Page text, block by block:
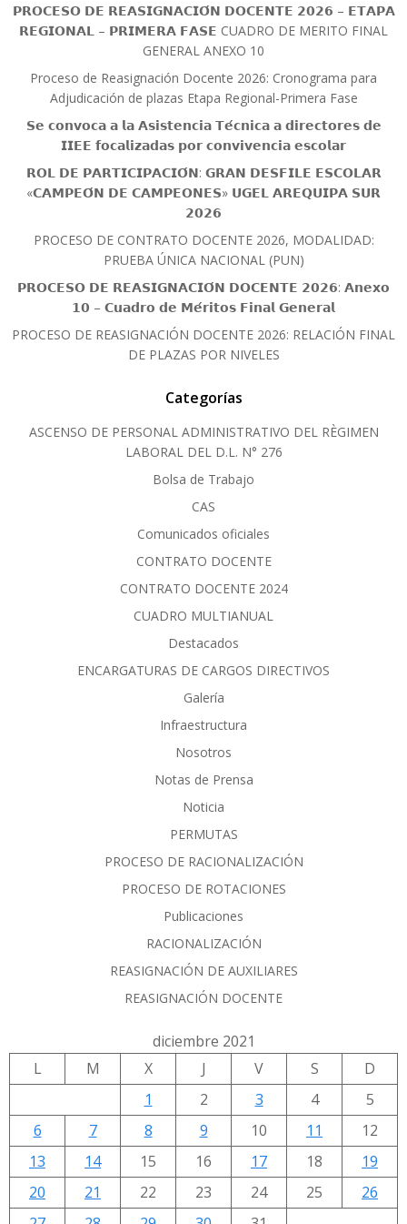
𝗣𝗥𝗢𝗖𝗘𝗦𝗢 𝗗𝗘 𝗥𝗘𝗔𝗦𝗜𝗚𝗡𝗔𝗖𝗜𝗢́𝗡 𝗗𝗢𝗖𝗘𝗡𝗧𝗘 𝟮𝟬𝟮𝟲 – 𝗘𝗧𝗔𝗣𝗔
𝗥𝗘𝗚𝗜𝗢𝗡𝗔𝗟 – 𝗣𝗥𝗜𝗠𝗘𝗥𝗔 𝗙𝗔𝗦𝗘 CUADRO DE MERITO FINAL
GENERAL ANEXO 10
Proceso de Reasignación Docente 2026: Cronograma para
Adjudicación de plazas Etapa Regional-Primera Fase
𝗦𝗲 𝗰𝗼𝗻𝘃𝗼𝗰𝗮 𝗮 𝗹𝗮 𝗔𝘀𝗶𝘀𝘁𝗲𝗻𝗰𝗶𝗮 𝗧𝗲́𝗰𝗻𝗶𝗰𝗮 𝗮 𝗱𝗶𝗿𝗲𝗰𝘁𝗼𝗿𝗲𝘀 𝗱𝗲
𝗜𝗜𝗘𝗘 𝗳𝗼𝗰𝗮𝗹𝗶𝘇𝗮𝗱𝗮𝘀 𝗽𝗼𝗿 𝗰𝗼𝗻𝘃𝗶𝘃𝗲𝗻𝗰𝗶𝗮 𝗲𝘀𝗰𝗼𝗹𝗮𝗿
𝗥𝗢𝗟 𝗗𝗘 𝗣𝗔𝗥𝗧𝗜𝗖𝗜𝗣𝗔𝗖𝗜𝗢́𝗡: 𝗚𝗥𝗔𝗡 𝗗𝗘𝗦𝗙𝗜𝗟𝗘 𝗘𝗦𝗖𝗢𝗟𝗔𝗥
«𝗖𝗔𝗠𝗣𝗘𝗢́𝗡 𝗗𝗘 𝗖𝗔𝗠𝗣𝗘𝗢𝗡𝗘𝗦» 𝗨𝗚𝗘𝗟 𝗔𝗥𝗘𝗤𝗨𝗜𝗣𝗔 𝗦𝗨𝗥
𝟮𝟬𝟮𝟲
PROCESO DE CONTRATO DOCENTE 2026, MODALIDAD:
PRUEBA ÚNICA NACIONAL (PUN)
𝗣𝗥𝗢𝗖𝗘𝗦𝗢 𝗗𝗘 𝗥𝗘𝗔𝗦𝗜𝗚𝗡𝗔𝗖𝗜𝗢́𝗡 𝗗𝗢𝗖𝗘𝗡𝗧𝗘 𝟮𝟬𝟮𝟲: 𝗔𝗻𝗲𝘅𝗼
𝟭𝟬 – 𝗖𝘂𝗮𝗱𝗿𝗼 𝗱𝗲 𝗠𝗲́𝗿𝗶𝘁𝗼𝘀 𝗙𝗶𝗻𝗮𝗹 𝗚𝗲𝗻𝗲𝗿𝗮𝗹
PROCESO DE REASIGNACIÓN DOCENTE 2026: RELACIÓN FINAL
DE PLAZAS POR NIVELES
Categorías
ASCENSO DE PERSONAL ADMINISTRATIVO DEL RÈGIMEN
LABORAL DEL D.L. N° 276
Bolsa de Trabajo
CAS
Comunicados oficiales
CONTRATO DOCENTE
CONTRATO DOCENTE 2024
CUADRO MULTIANUAL
Destacados
ENCARGATURAS DE CARGOS DIRECTIVOS
Galería
Infraestructura
Nosotros
Notas de Prensa
Noticia
PERMUTAS
PROCESO DE RACIONALIZACIÓN
PROCESO DE ROTACIONES
Publicaciones
RACIONALIZACIÓN
REASIGNACIÓN DE AUXILIARES
REASIGNACIÓN DOCENTE
diciembre 2021
L
M X J V S
D
1
2 3 4
5
6
7 8 9 10 11
12
13
14 15 16 17 18
19
20
21 22 23 24 25
26